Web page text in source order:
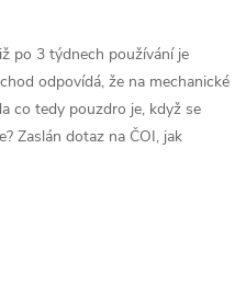
po 3 týdnech používání je
odpovídá, že na mechanické
co tedy pouzdro je, když se
Zaslán dotaz na ČOI, jak